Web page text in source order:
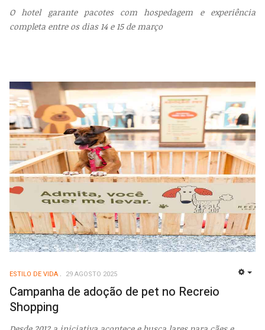
O hotel garante pacotes com hospedagem e experiência
completa entre os dias 14 e 15 de março
ESTILO DE VIDA 29 AGOSTO 2025
Campanha de adoção de pet no Recreio
Shopping